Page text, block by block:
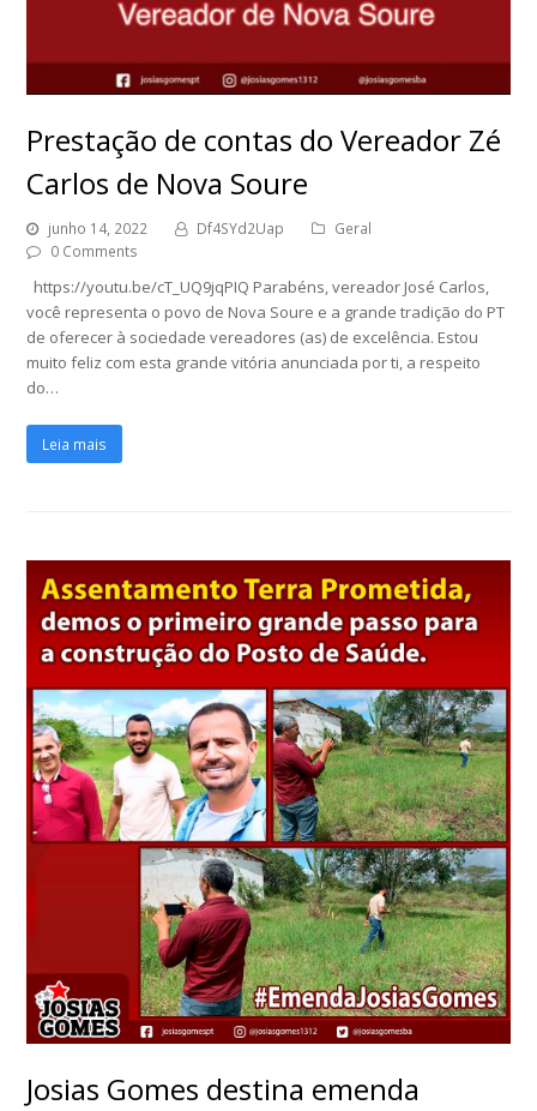
Prestação de contas do Vereador Zé
Carlos de Nova Soure
junho 14, 2022 Df4SYd2Uap
Geral
0 Comments
https://youtu.be/cT_UQ9jqPIQ Parabéns, vereador José Carlos,
você representa o povo de Nova Soure e a grande tradição do PT
de oferecer à sociedade vereadores (as) de excelência. Estou
muito feliz com esta grande vitória anunciada por ti, a respeito
do…
Leia mais
Josias Gomes destina emenda